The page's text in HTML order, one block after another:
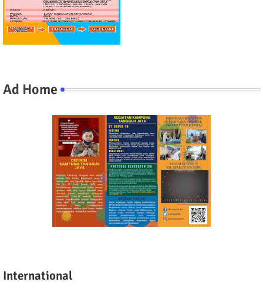
Ad Home
International